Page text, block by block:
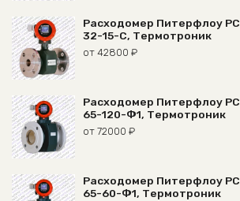
Расходомер Питерфлоу РС
32-15-С, Термотроник
от 42800 ₽
Расходомер Питерфлоу РС
65-120-Ф1, Термотроник
от 72000 ₽
Расходомер Питерфлоу РС
65-60-Ф1, Термотроник